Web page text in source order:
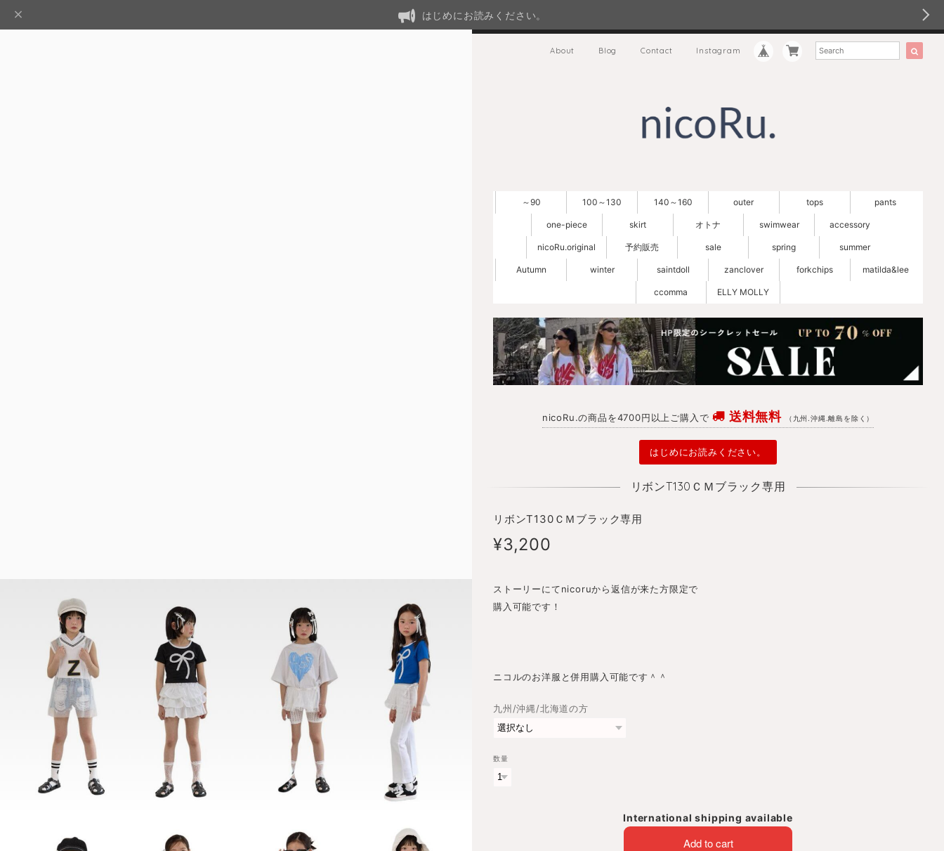
はじめにお読みください。
About Blog Contact Instagram
～90 100～130 140～160 outer tops pants
one-piece skirt オトナ swimwear accessory
nicoRu.original 予約販売 sale spring summer
Autumn winter saintdoll zanclover forkchips matilda&lee
ccomma ELLY MOLLY
nicoRu.の商品を4700円以上ご購入で 送料無料 （九州.沖縄.離島を除く）
はじめにお読みください。
リボンT130ＣＭブラック専用
リボンT130ＣＭブラック専用
¥3,200
ストーリーにてnicoruから返信が来た方限定で
購入可能です！
ニコルのお洋服と併用購入可能です＾＾
九州/沖縄/北海道の方
数量
International shipping available
Add to cart